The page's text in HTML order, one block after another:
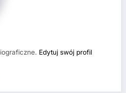
Edytuj swój profil